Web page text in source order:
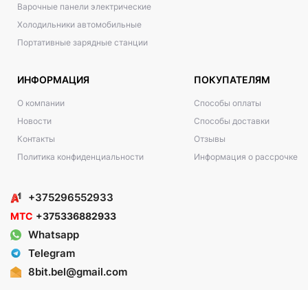
Варочные панели электрические
Холодильники автомобильные
Портативные зарядные станции
ИНФОРМАЦИЯ
О компании
Новости
Контакты
Политика конфиденциальности
ПОКУПАТЕЛЯМ
Способы оплаты
Способы доставки
Отзывы
Информация о рассрочке
+375296552933
МТС +375336882933
Whatsapp
Telegram
8bit.bel@gmail.com